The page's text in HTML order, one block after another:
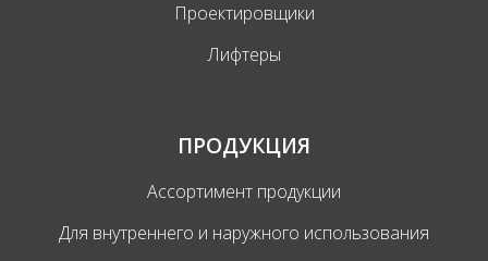
Проектировщики
Лифтеры
ПРОДУКЦИЯ
Ассортимент продукции
Для внутреннего и наружного использования